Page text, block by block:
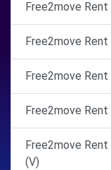
Free2move
Free2move Rent
Free2move Rent
Free2move Rent
Free2move
(V)